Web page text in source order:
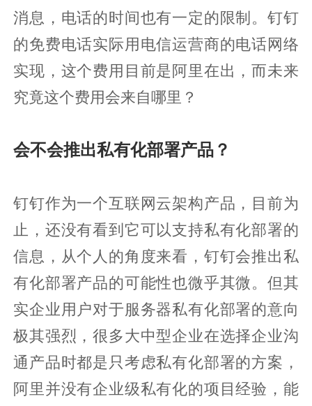
消息，电话的时间也有一定的限制。钉钉
的免费电话实际用电信运营商的电话网络
实现，这个费用目前是阿里在出，而未来
究竟这个费用会来自哪里？
会不会推出私有化部署产品？
钉钉作为一个互联网云架构产品，目前为
止，还没有看到它可以支持私有化部署的
信息，从个人的角度来看，钉钉会推出私
有化部署产品的可能性也微乎其微。但其
实企业用户对于服务器私有化部署的意向
极其强烈，很多大中型企业在选择企业沟
通产品时都是只考虑私有化部署的方案，
阿里并没有企业级私有化的项目经验，能